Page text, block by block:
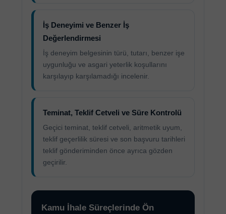
İş Deneyimi ve Benzer İş
Değerlendirmesi
İş deneyim belgesinin türü, tutarı, benzer işe
uygunluğu ve asgari yeterlik koşullarını
karşılayıp karşılamadığı incelenir.
Teminat, Teklif Cetveli ve Süre Kontrolü
Geçici teminat, teklif cetveli, aritmetik uyum,
teklif geçerlilik süresi ve son başvuru tarihleri
teklif gönderiminden önce ayrıca gözden
geçirilir.
Kamu İhale Süreçlerinde Ön